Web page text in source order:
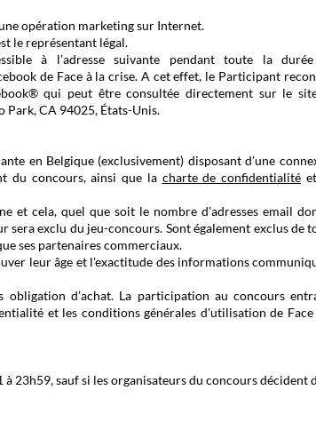
opération marketing sur Internet.
le représentant légal.
à l’adresse suivante pendant toute la
de Face à la crise. A cet effet, le Participant
qui peut être consultée directement sur le
Park, CA 94025, États-Unis.
en Belgique (exclusivement) disposant d’une
du concours, ainsi que la charte de confidentialité
et cela, quel que soit le nombre d'adresses email
exclu du jeu-concours. Sont également exclus de
ses partenaires commerciaux.
leur âge et l'exactitude des informations
d’achat. La participation au concours
et les conditions générales d'utilisation de Face
23h59, sauf si les organisateurs du concours décident